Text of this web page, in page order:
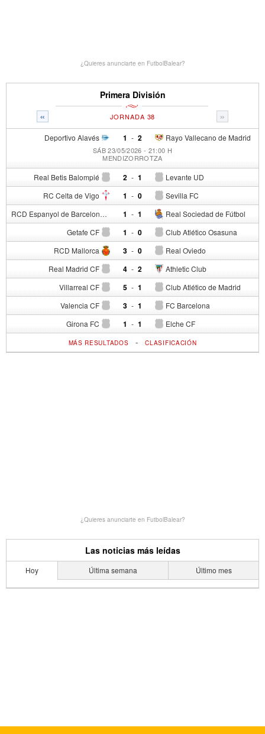
¿Quieres anunciarte en FutbolBalear?
Primera División
« »
JORNADA 38
Deportivo Alavés 1 - Rayo Vallecano de Madrid
2
SÁB 23/05/2026 - 21:00 H
MENDIZORROTZA
Real Betis Balompié 2 - Levante UD
1
RC Celta de Vigo 1 - Sevilla FC
0
RCD Espanyol de Barcelona 1 - Real Sociedad de Fútbol
1
Getafe CF 1 - Club Atlético Osasuna
0
RCD Mallorca 3 - Real Oviedo
0
Real Madrid CF 4 - Athletic Club
2
Villarreal CF 5 - Club Atlético de Madrid
1
Valencia CF 3 - FC Barcelona
1
Girona FC 1 - Elche CF
1
MÁS RESULTADOS -CLASIFICACIÓN
¿Quieres anunciarte en FutbolBalear?
Las noticias más leídas
Hoy Última semana Último mes